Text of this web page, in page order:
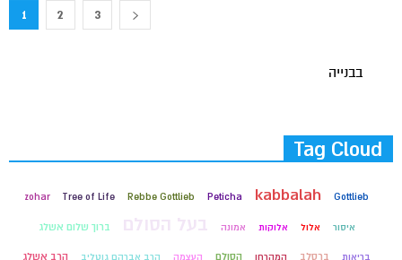
1 2 3
בבנייה
Tag Cloud
Gottlieb
kabbalah
Peticha
Rebbe Gottlieb
Tree of Life
zohar
איסור אלול אלוקות אמונה בעל הסולם ברוך שלום אשלג
בריאות ברסלב המהרחו הסולם העצמה הרב אברהם גוטליב הרב אשלג